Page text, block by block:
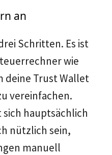
an
Schritten. Es ist
wie
deine Trust Wallet
vereinfachen.
sich hauptsächlich
nützlich sein,
manuell